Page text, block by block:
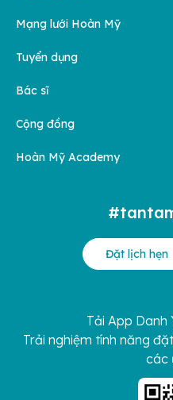
Mạng lưới Hoàn Mỹ
Tuyển dụng
Bác sĩ
Cộng đồng
Hoàn Mỹ Academy
Đặt lịch hẹn
Tải App Danh
Trải nghiệm tính năng
các